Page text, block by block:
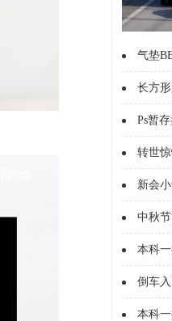
气垫
Ps暂
转世
新会
中秋
本科
倒车
本科